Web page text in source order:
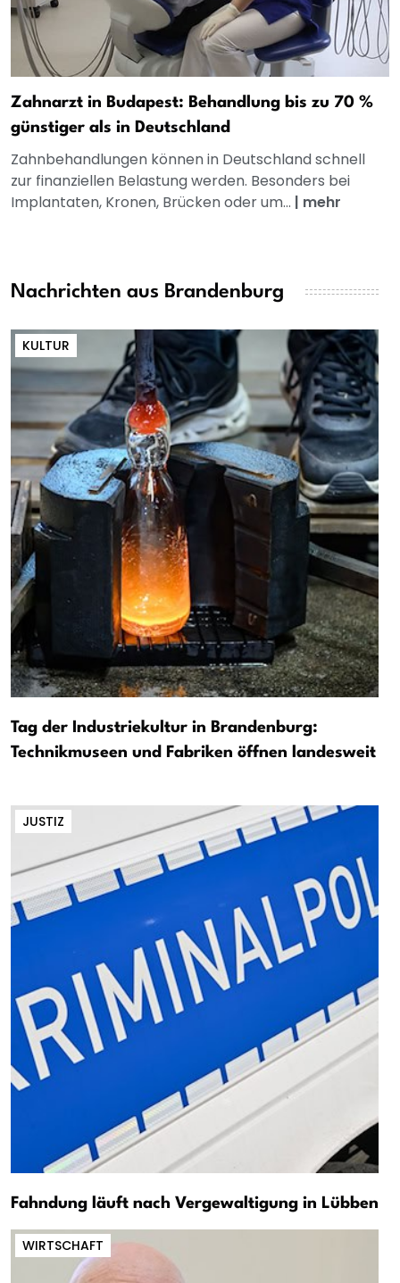
Zahnarzt in Budapest: Behandlung bis zu 70 %
günstiger als in Deutschland
Zahnbehandlungen können in Deutschland schnell
zur finanziellen Belastung werden. Besonders bei
Implantaten, Kronen, Brücken oder um... | mehr
Nachrichten aus Brandenburg
KULTUR
Tag der Industriekultur in Brandenburg:
Technikmuseen und Fabriken öffnen landesweit
JUSTIZ
Fahndung läuft nach Vergewaltigung in Lübben
WIRTSCHAFT